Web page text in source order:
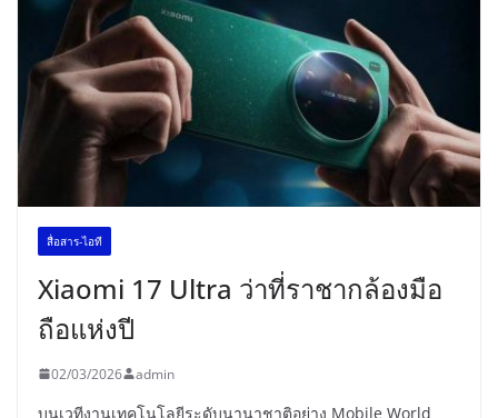
สื่อสาร-ไอที
Xiaomi 17 Ultra ว่าที่ราชากล้องมือ
ถือแห่งปี
02/03/2026 admin
บนเวทีงานเทคโนโลยีระดับนานาชาติอย่าง Mobile World